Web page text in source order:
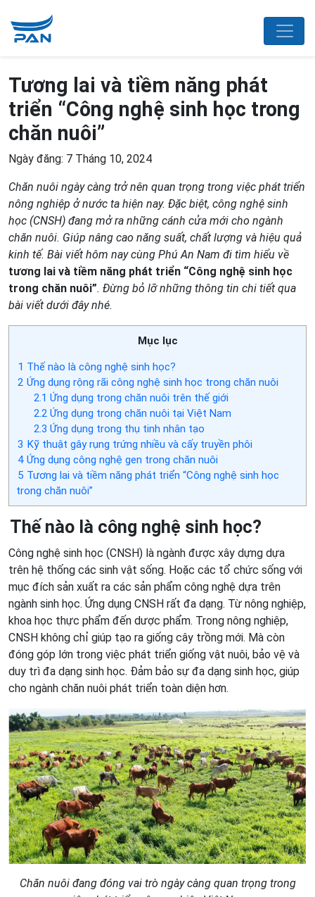
Tương lai và tiềm năng phát
triển “Công nghệ sinh học trong
chăn nuôi”
Ngày đăng: 7 Tháng 10, 2024
Chăn nuôi ngày càng trở nên quan trọng trong việc phát triển
nông nghiệp ở nước ta hiện nay. Đặc biệt, công nghệ sinh
học (CNSH) đang mở ra những cánh cửa mới cho ngành
chăn nuôi. Giúp nâng cao năng suất, chất lượng và hiệu quả
kinh tế. Bài viết hôm nay cùng Phú An Nam đi tìm hiểu về
tương lai và tiềm năng phát triển “Công nghệ sinh học
trong chăn nuôi”. Đừng bỏ lỡ những thông tin chi tiết qua
bài viết dưới đây nhé.
Mục lục
1 Thế nào là công nghệ sinh học?
2 Ứng dụng rộng rãi công nghệ sinh học trong chăn nuôi
2.1 Ứng dụng trong chăn nuôi trên thế giới
2.2Ứng dụng trong chăn nuôi tại Việt Nam
2.3 Ứng dụng trong thụ tinh nhân tạo
3 Kỹ thuật gây rụng trứng nhiều và cấy truyền phôi
4 Ứng dụng công nghệ gen trong chăn nuôi
5 Tương lai và tiềm năng phát triển “Công nghệ sinh học
trong chăn nuôi”
Thế nào là công nghệ sinh học?
Công nghệ sinh học (CNSH) là ngành được xây dựng dựa
trên hệ thống các sinh vật sống. Hoặc các tổ chức sống với
mục đích sản xuất ra các sản phẩm công nghệ dựa trên
ngành sinh học. Ứng dụng CNSH rất đa dạng. Từ nông nghiệp,
khoa học thực phẩm đến dược phẩm. Trong nông nghiệp,
CNSH không chỉ giúp tạo ra giống cây trồng mới. Mà còn
đóng góp lớn trong việc phát triển giống vật nuôi, bảo vệ và
duy trì đa dạng sinh học. Đảm bảo sự đa dạng sinh học, giúp
cho ngành chăn nuôi phát triển toàn diện hơn.
Chăn nuôi đang đóng vai trò ngày càng quan trọng trong